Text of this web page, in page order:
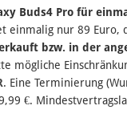
Buds4 Pro für
einmalig nur 89 Euro,
bzw. in der
mögliche
. Eine Terminierung
€.